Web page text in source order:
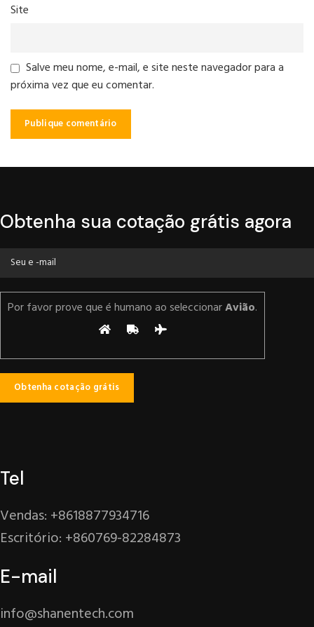
Site
Salve meu nome, e-mail, e site neste navegador para a
próxima vez que eu comentar.
Obtenha sua cotação grátis agora
Por favor prove que é humano ao seleccionarAvião.
Tel
Vendas: +8618877934716
Escritório: +860769-82284873
E-mail
info@shanentech.com